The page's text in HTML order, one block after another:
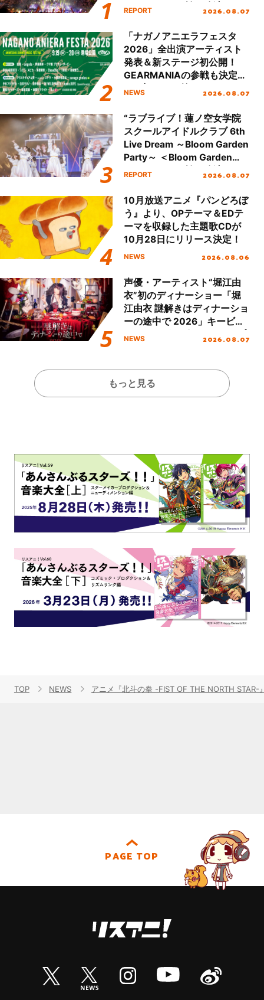
Party Stage／埼玉公演＞”
REPORT 2026.08.07
「ナガノアニエラフェスタ
2026」全出演アーティスト
発表＆新ステージ初公開！
GEARMANIAの参戦も決定
し、初となる第3ステージの
NEWS 2026.08.07
“ラブライブ！蓮ノ空女学院
スクールアイドルクラブ 6th
Live Dream ～Bloom Garden
Party～ ＜Bloom Garden
Party Stage／埼玉公演＞”
REPORT 2026.08.07
10月放送アニメ『パンどろぼ
う』より、OPテーマ＆EDテ
ーマを収録した主題歌CDが
10月28日にリリース決定！
NEWS 2026.08.06
声優・アーティスト“堀江由
衣”初のディナーショー「堀
江由衣 謎解きはディナーショ
ーの途中で 2026」キービジ
ュアル＆グッズラインナップ
NEWS 2026.08.07
もっと見る
TOP NEWS アニメ『北斗の拳 -FIST OF THE NORTH
PAGE TOP